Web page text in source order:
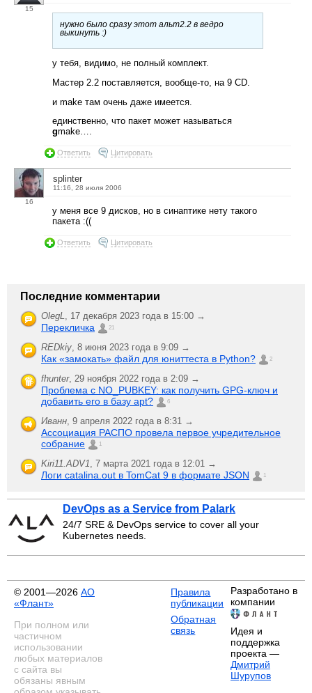
15
нужно было сразу этот альт2.2 в ведро
выкинуть :)
у тебя, видимо, не полный комплект.
Мастер 2.2 поставляется, вообще-то, на 9 CD.
и make там очень даже имеется.
единственно, что пакет может называться
gmake….
Ответить Цитировать
16
splinter
11:16, 28 июля 2006
у меня все 9 дисков, но в синаптике нету такого
пакета :((
Ответить Цитировать
Последние комментарии
OlegL, 17 декабря 2023 года в 15:00 →
Перекличка 21
REDkiy, 8 июня 2023 года в 9:09 →
Как «замокать» файл для юниттеста в Python? 2
fhunter, 29 ноября 2022 года в 2:09 →
Проблема с NO_PUBKEY: как получить GPG-ключ и
добавить его в базу apt?
6
Иванн, 9 апреля 2022 года в 8:31 →
Ассоциация РАСПО провела первое учредительное
собрание
1
Kiri11.ADV1, 7 марта 2021 года в 12:01 →
Логи catalina.out в TomCat 9 в формате JSON 1
DevOps as a Service from Palark
24/7 SRE & DevOps service to cover all your
Kubernetes needs.
© 2001—2026 АО
«Флант»
При полном или
частичном
использовании
любых материалов
с сайта вы
обязаны явным
Правила
публикации
Обратная
связь
Разработано в
компании
Идея и
поддержка
проекта —
Дмитрий
Шурупов